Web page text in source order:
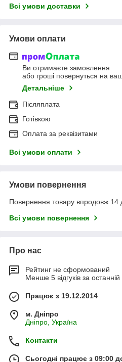
Всі умови доставки
Умови оплати
Ви отримаєте замовлення
або гроші повернуться на
Детальніше
Післяплата
Готівкою
Оплата за реквізитами
Всі умови оплати
Умови повернення
Повернення товару впродовж 14
Всі умови повернення
Про нас
Рейтинг не сформований
Менше 5 відгуків за останній
Працює з 19.12.2014
м. Дніпро
Дніпро, Україна
Контакти
Сьогодні працює з 09:00